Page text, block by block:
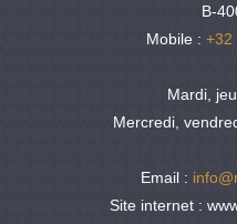
B-
Mobile : +32
Mardi,
Mercredi,
Email :
Site internet :